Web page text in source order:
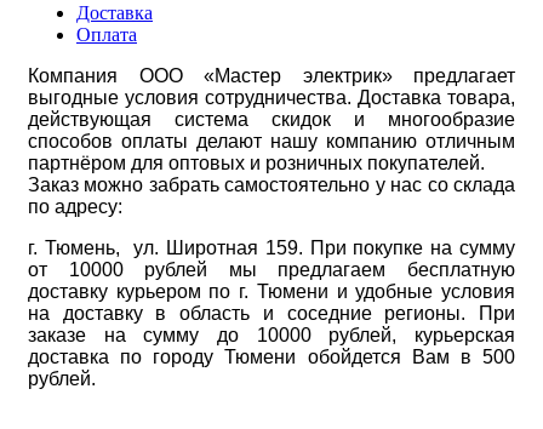
Доставка
Оплата
Компания ООО «Мастер электрик» предлагает
выгодные условия сотрудничества. Доставка товара,
действующая система скидок и многообразие
способов оплаты делают нашу компанию отличным
партнёром для оптовых и розничных покупателей.
Заказ можно забрать самостоятельно у нас со склада
по адресу:
г. Тюмень, ул. Широтная 159. При покупке на сумму
от 10000 рублей мы предлагаем бесплатную
доставку курьером по г. Тюмени и удобные условия
на доставку в область и соседние регионы. При
заказе на сумму до 10000 рублей, курьерская
доставка по городу Тюмени обойдется Вам в 500
рублей.